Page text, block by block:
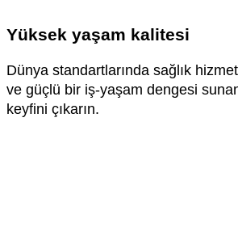
Yüksek yaşam kalitesi
Dünya standartlarında sağlık
ve güçlü bir iş-yaşam dengesi
keyfini çıkarın.